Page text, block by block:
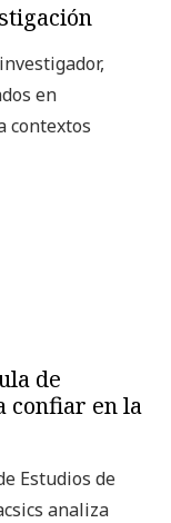
en
contextos
de
confiar en la
Estudios de
analiza